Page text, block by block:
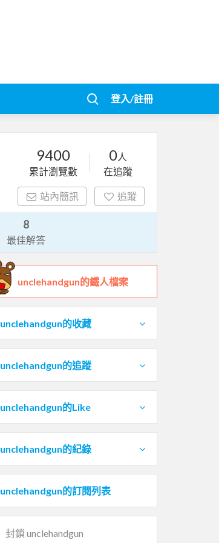
登入/註冊
9400
累計瀏覽數
0人
在追蹤
站內簡訊 追蹤
8
最佳解答
unclehandgun的鐵人檔案
unclehandgun的收藏
unclehandgun的追蹤
unclehandgun的Like
unclehandgun的紀錄
unclehandgun的訂閱列表
封鎖 unclehandgun